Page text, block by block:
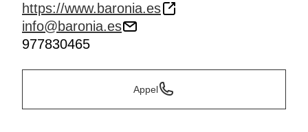
https://www.baronia.es
info@baronia.es
977830465
Appel